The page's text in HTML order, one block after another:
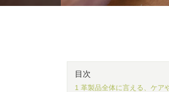
目次
1 革製品全体に言える、ケア